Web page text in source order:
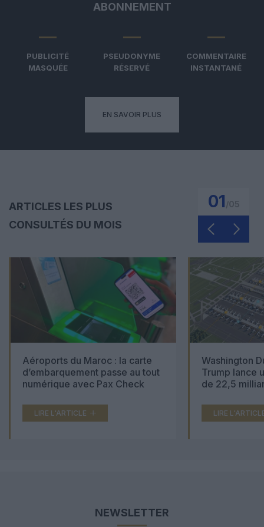
ABONNEMENT
PUBLICITÉ
MASQUÉE
PSEUDONYME
RÉSERVÉ
COMMENTAIRE
INSTANTANÉ
EN SAVOIR PLUS
ARTICLES LES PLUS
CONSULTÉS DU MOIS
01
Aéroports du Maroc : la carte
d’embarquement passe au tout
numérique avec Pax Check
LIRE L'ARTICLE
Washington
Trump lance
de 22,5
LIRE
NEWSLETTER